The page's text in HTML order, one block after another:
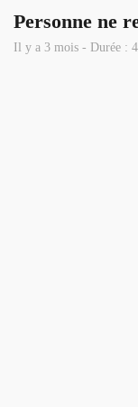
Personne ne
Il y a 3 mois - Durée :